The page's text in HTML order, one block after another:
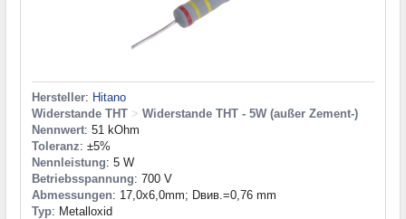
Hersteller: Hitano
Widerstande THT > Widerstande THT - 5W (außer Zement-)
Nennwert: 51 kOhm
Toleranz: ±5%
Nennleistung: 5 W
Betriebsspannung: 700 V
Abmessungen: 17,0x6,0mm; Dвив.=0,76 mm
Typ: Metalloxid